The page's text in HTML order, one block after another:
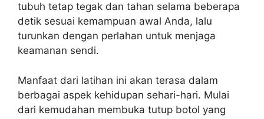
tubuh tetap tegak dan tahan selama beberapa
detik sesuai kemampuan awal Anda, lalu
turunkan dengan perlahan untuk menjaga
keamanan sendi.
Manfaat dari latihan ini akan terasa dalam
berbagai aspek kehidupan sehari-hari. Mulai
dari kemudahan membuka tutup botol yang